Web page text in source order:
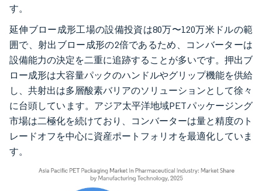
す。
延伸ブロー成形工場の設備投資は80万〜120万米ドルの範
囲で、射出ブロー成形の2倍であるため、コンバーターは
設備能力の決定を二重に追跡することが多いです。押出ブ
ロー成形は大容量パックのハンドルやグリップ機能を供給
し、共射出は多層酸素バリアのソリューションとして徐々
に台頭しています。アジア太平洋地域PETパッケージング
市場は二極化を続けており、コンバーターは量と精度のト
レードオフを中心に資産ポートフォリオを最適化していま
す。